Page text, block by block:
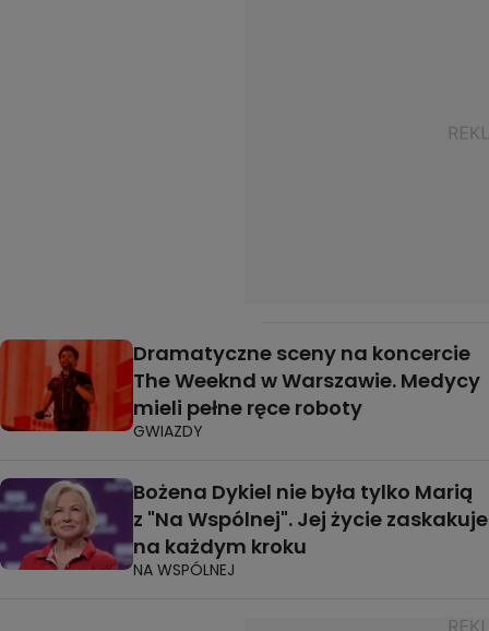
Dramatyczne sceny na koncercie
The Weeknd w Warszawie. Medycy
mieli pełne ręce roboty
GWIAZDY
Bożena Dykiel nie była tylko Marią
z "Na Wspólnej". Jej życie zaskakuje
na każdym kroku
NA WSPÓLNEJ